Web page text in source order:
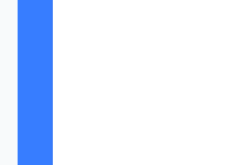
با خبر شوید